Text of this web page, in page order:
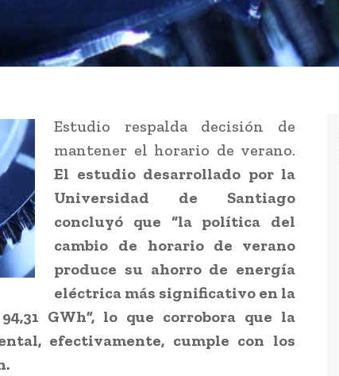
Estudio respalda decisión de
mantener el horario de verano.
El estudio desarrollado por la
Universidad de Santiago
concluyó que “la política del
cambio de horario de verano
produce su ahorro de energía
eléctrica más significativo en la
GWh”, lo que corrobora que la
efectivamente, cumple con los